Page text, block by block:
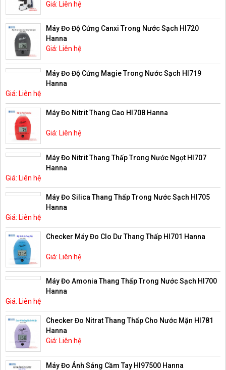
Giá: Liên hệ
Máy Đo Độ Cứng Canxi Trong Nước Sạch HI720
Hanna
Giá: Liên hệ
Máy Đo Độ Cứng Magie Trong Nước Sạch HI719
Hanna
Giá: Liên hệ
Máy Đo Nitrit Thang Cao HI708 Hanna
Giá: Liên hệ
Máy Đo Nitrit Thang Thấp Trong Nước Ngọt HI707
Hanna
Giá: Liên hệ
Máy Đo Silica Thang Thấp Trong Nước Sạch HI705
Hanna
Giá: Liên hệ
Checker Máy Đo Clo Dư Thang Thấp HI701 Hanna
Giá: Liên hệ
Máy Đo Amonia Thang Thấp Trong Nước Sạch HI700
Hanna
Giá: Liên hệ
Checker Đo Nitrat Thang Thấp Cho Nước Mặn HI781
Hanna
Giá: Liên hệ
Máy Đo Ánh Sáng Cầm Tay HI97500 Hanna